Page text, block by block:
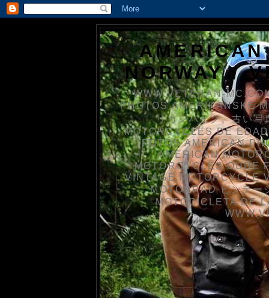
NORWAY /
WWW.VETERAN-
PHOTOS AMERIKANSKE
リカンバイク、古い
MOTORCYCLES DE
FOTOS AMERICAN
AMERICAN
MOTORCYCLES OUDE
VINTAGE MOTORCYCLE
MOTORRAD ビンテ
MOTOCICLETA DE